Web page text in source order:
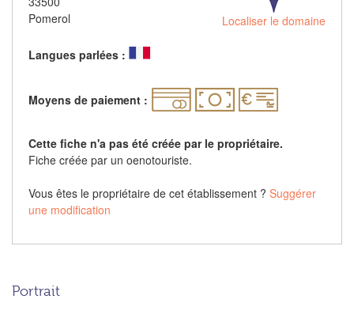
Pomerol
Localiser le domaine
Langues parlées :
Moyens de paiement :
Cette fiche n'a pas été créée par le propriétaire.
Fiche créée par un oenotouriste.
Vous êtes le propriétaire de cet établissement ? Suggérer
une modification
Portrait